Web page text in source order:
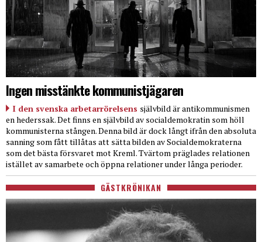
Ingen misstänkte kommunistjägaren
I den svenska arbetarrörelsens självbild är antikommunismen
en hederssak. Det finns en självbild av socialdemokratin som höll
kommunisterna stången. Denna bild är dock långt ifrån den absoluta
sanning som fått tillåtas att sätta bilden av Socialdemokraterna
som det bästa försvaret mot Kreml. Tvärtom präglades relationen
istället av samarbete och öppna relationer under långa perioder.
GÄSTKRÖNIKAN